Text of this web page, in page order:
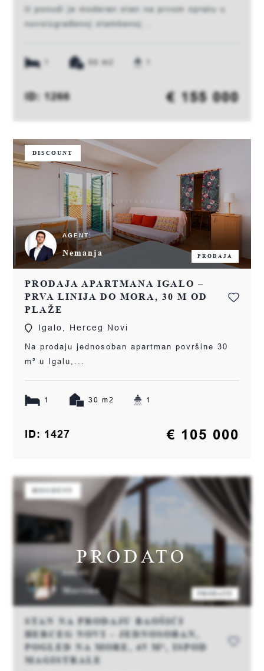
U ponudi je moderan stan na prvom spratu u
novoizgrađenoj stambenoj...
ID: 1266 € 155 000
DISCOUNT
AGENT:
Nemanja PRODAJA
PRODAJA APARTMANA IGALO –
PRVA LINIJA DO MORA, 30 M OD
PLAŽE
Igalo, Herceg Novi
Na prodaju jednosoban apartman površine 30
m² u Igalu,...
1 30 m2 1
ID: 1427 € 105 000
PRODATO
DISCOUNT
Martina
STAN NA PRODAJU BAOŠIĆI
HERCEG NOVI – JEDNOSOBAN,
POGLED NA MORE, 45 M², ISPOD
MAGISTRALE